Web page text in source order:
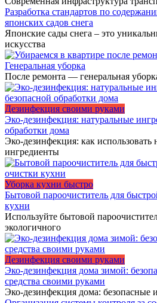
Разработка стандартов по
японских садов снега
Японские сады снега – это
искусства
Генеральная уборка
После ремонта — генеральная
Дезинфекция своими руками
Эко-дезинфекция: натуральные
обработки дома
Эко-дезинфекция: как использовать
ингредиенты
Уборка кухни быстро
Бытовой пароочиститель для
кухни
Используйте бытовой
экологичного
Дезинфекция своими руками
Эко-дезинфекция дома зимой:
средства своими руками
Эко-дезинфекция дома: безопасные